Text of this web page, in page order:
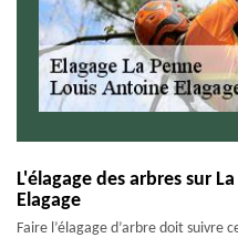
L'élagage des arbres sur
Elagage
Faire l’élagage d’arbre doit suivre